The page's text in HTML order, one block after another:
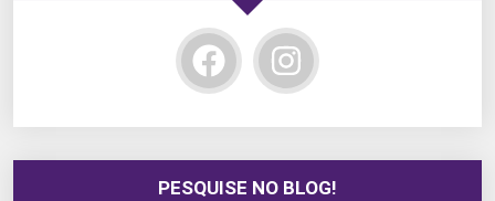
PESQUISE NO BLOG!